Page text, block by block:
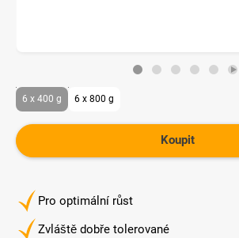
Pro optimální růst
Zvláště dobře tolerované
6 x 400 g 6 x 800 g
Koupit